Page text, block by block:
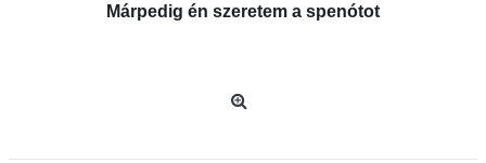
Márpedig én szeretem a spenótot